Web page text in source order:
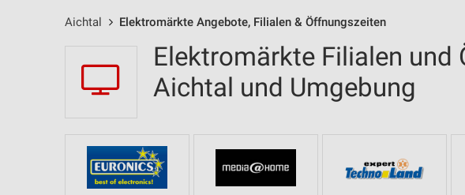
Aichtal Elektromärkte Angebote, Filialen & Öffnungszeiten
Elektromärkte Filialen und
Aichtal und Umgebung